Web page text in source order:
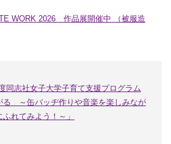
WORK 2026 作品展開催中 （被服造
同志社女子大学子育て支援プログラム
る ～缶バッヂ作りや音楽を楽しみなが
れてみよう！～」